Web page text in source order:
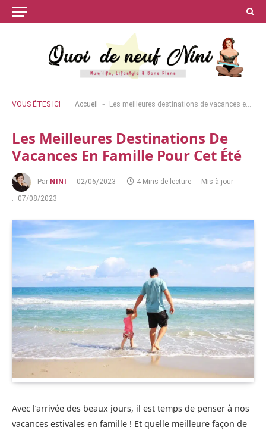
VOUS ÊTES ICI Accueil - Les meilleures destinations de vacances en famille pour cet été
Les Meilleures Destinations De
Vacances En Famille Pour Cet Été
Par NINI 02/06/2023 4 Mins de lecture
Mis à jour
:
07/08/2023
Avec l’arrivée des beaux jours, il est temps de penser à nos
vacances estivales en famille ! Et quelle meilleure façon de